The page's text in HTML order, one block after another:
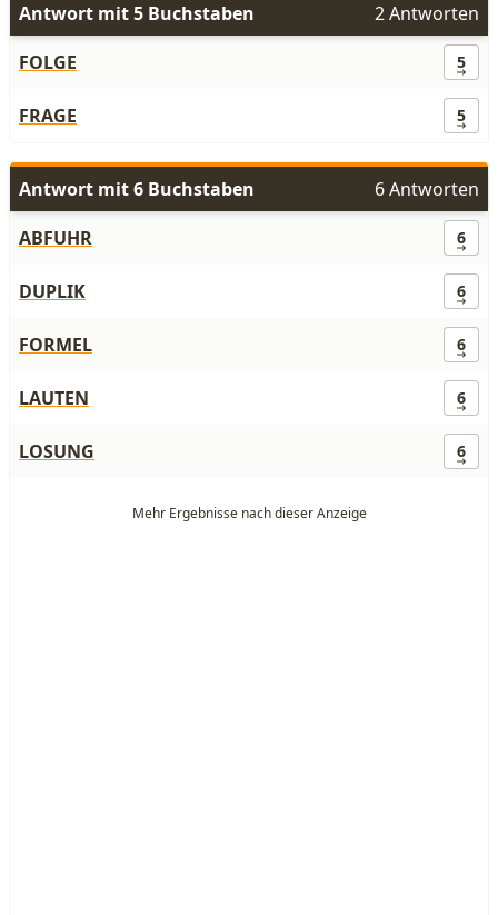
Antwort mit 5 Buchstaben
2 Antworten
FOLGE
5
FRAGE 5
Antwort mit 6 Buchstaben
6 Antworten
ABFUHR
6
DUPLIK 6
FORMEL 6
LAUTEN 6
LOSUNG 6